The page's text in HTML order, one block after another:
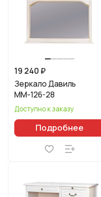
19 240 ₽
Зеркало Давиль
ММ-126-28
Доступно к заказу
Подробнее